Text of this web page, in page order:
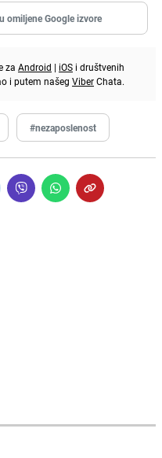
omiljene Google izvore
za Android | iOS i društvenih
i putem našeg ViberChata.
#nezaposlenost